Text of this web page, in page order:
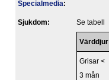
Specialmedia:
Sjukdom: Se tabell
Värddjur
Grisar <
3 mån